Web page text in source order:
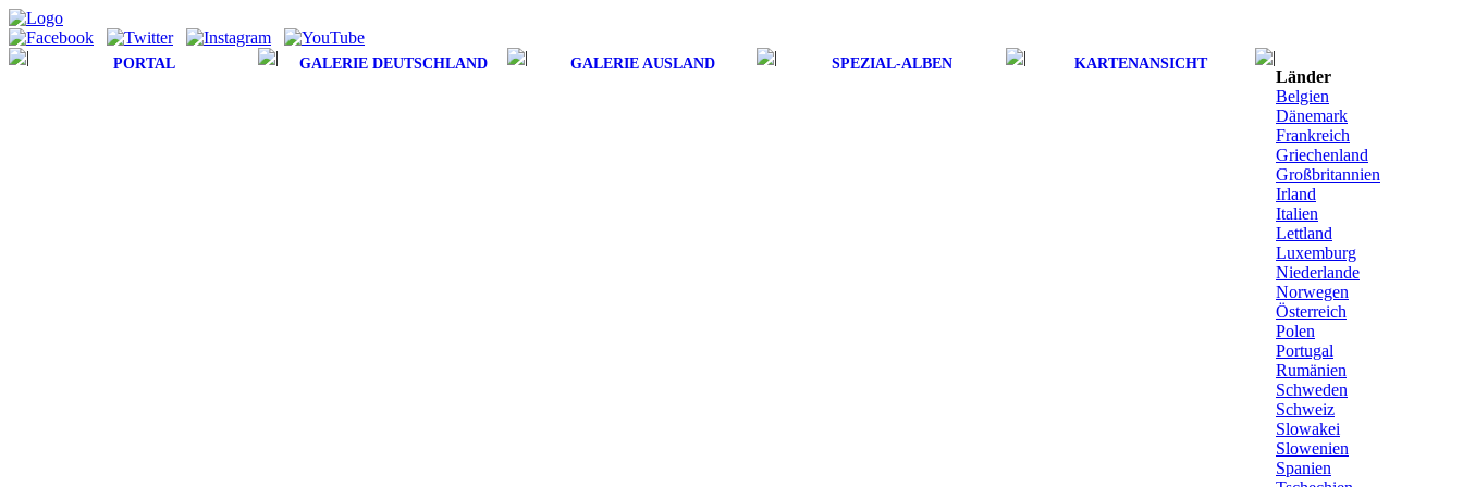
PORTAL GALERIE DEUTSCHLAND GALERIE AUSLAND SPEZIAL-ALBEN KARTENANSICHT
Länder
Belgien
Dänemark
Frankreich
Griechenland
Großbritannien
Irland
Italien
Lettland
Luxemburg
Niederlande
Norwegen
Österreich
Polen
Portugal
Rumänien
Schweden
Schweiz
Slowakei
Slowenien
Spanien